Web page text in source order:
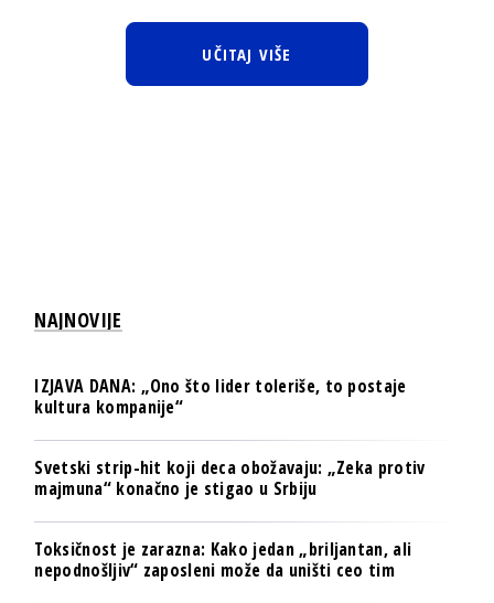
UČITAJ VIŠE
NAJNOVIJE
IZJAVA DANA: „Ono što lider toleriše, to postaje
kultura kompanije“
Svetski strip-hit koji deca obožavaju: „Zeka protiv
majmuna“ konačno je stigao u Srbiju
Toksičnost je zarazna: Kako jedan „briljantan, ali
nepodnošljiv“ zaposleni može da uništi ceo tim